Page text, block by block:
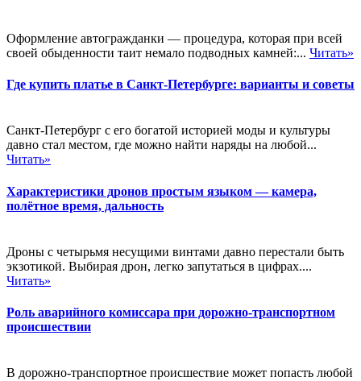
Оформление автогражданки — процедура, которая при всей
своей обыденности таит немало подводных камней:... Читать»
Где купить платье в Санкт-Петербурге: варианты и советы
Санкт-Петербург с его богатой историей моды и культуры
давно стал местом, где можно найти наряды на любой...
Читать»
Характеристики дронов простым языком — камера,
полётное время, дальность
Дроны с четырьмя несущими винтами давно перестали быть
экзотикой. Выбирая дрон, легко запутаться в цифрах....
Читать»
Роль аварийного комиссара при дорожно-транспортном
происшествии
В дорожно-транспортное происшествие может попасть любой